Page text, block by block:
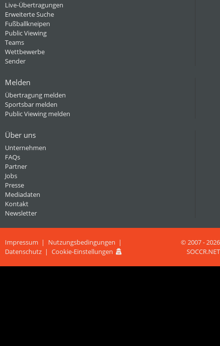
Live-Übertragungen
Erweiterte Suche
Fußballkneipen
Public Viewing
Teams
Wettbewerbe
Sender
Melden
Übertragung melden
Sportsbar melden
Public Viewing melden
Über uns
Unternehmen
FAQs
Partner
Jobs
Presse
Mediadaten
Kontakt
Newsletter
Impressum
Nutzungsbedingungen
Datenschutz
Cookie-Einstellungen
© 2007 - 2026
SOCCR.NET